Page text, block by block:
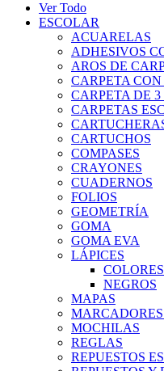
Ver Todo
ESCOLAR
ACUARELAS
ADHESIVOS
AROS DE
CARPETA
CARPETA DE 3
CARPETAS
CARTUCHOS
COMPASES
CRAYONES
CUADERNOS
FOLIOS
GEOMETRÍA
GOMA
GOMA EVA
LÁPICES
COLORES
NEGROS
MAPAS
MOCHILAS
REGLAS
REPUESTOS